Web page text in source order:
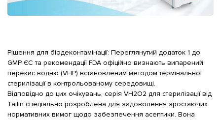
Рішення для біодеконтамінації: Переглянутий додаток 1 до
GMP ЄС та рекомендації FDA офіційно визнають випарений
перекис водню (VHP) встановленим методом термінальної
стерилізації в контрольованому середовищі.
Відповідно до цих очікувань, серія VH2O2 для стерилізації від
Tailin спеціально розроблена для задоволення зростаючих
нормативних вимог щодо забезпечення асептики. Вона